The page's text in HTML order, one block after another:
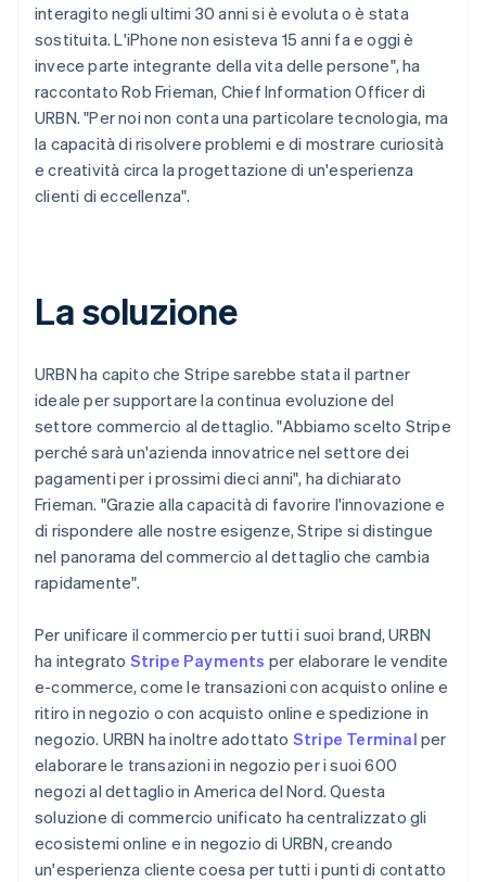
interagito negli ultimi 30 anni si è evoluta o è stata
sostituita. L'iPhone non esisteva 15 anni fa e oggi è
invece parte integrante della vita delle persone", ha
raccontato Rob Frieman, Chief Information Officer di
URBN. "Per noi non conta una particolare tecnologia, ma
la capacità di risolvere problemi e di mostrare curiosità
e creatività circa la progettazione di un'esperienza
clienti di eccellenza".
La soluzione
URBN ha capito che Stripe sarebbe stata il partner
ideale per supportare la continua evoluzione del
settore commercio al dettaglio. "Abbiamo scelto Stripe
perché sarà un'azienda innovatrice nel settore dei
pagamenti per i prossimi dieci anni", ha dichiarato
Frieman. "Grazie alla capacità di favorire l'innovazione e
di rispondere alle nostre esigenze, Stripe si distingue
nel panorama del commercio al dettaglio che cambia
rapidamente".
Per unificare il commercio per tutti i suoi brand, URBN
ha integrato Stripe Payments per elaborare le vendite
e-commerce, come le transazioni con acquisto online e
ritiro in negozio o con acquisto online e spedizione in
negozio. URBN ha inoltre adottato Stripe Terminal per
elaborare le transazioni in negozio per i suoi 600
negozi al dettaglio in America del Nord. Questa
soluzione di commercio unificato ha centralizzato gli
ecosistemi online e in negozio di URBN, creando
un'esperienza cliente coesa per tutti i punti di contatto